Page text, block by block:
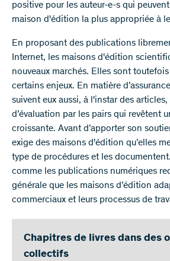
positive pour les auteur-e-s qui
maison d'édition la plus appropriée à
En proposant des publications
Internet, les maisons d'édition
nouveaux marchés. Elles sont
certains enjeux. En matière
suivent eux aussi, à l'instar des
d’évaluation par les pairs qui revêtent
croissante. Avant d’apporter son
exige des maisons d'édition qu’elles
type de procédures et les
comme les publications numériques
générale que les maisons d’édition
commerciaux et leurs processus de
Chapitres de livres dans des
collectifs